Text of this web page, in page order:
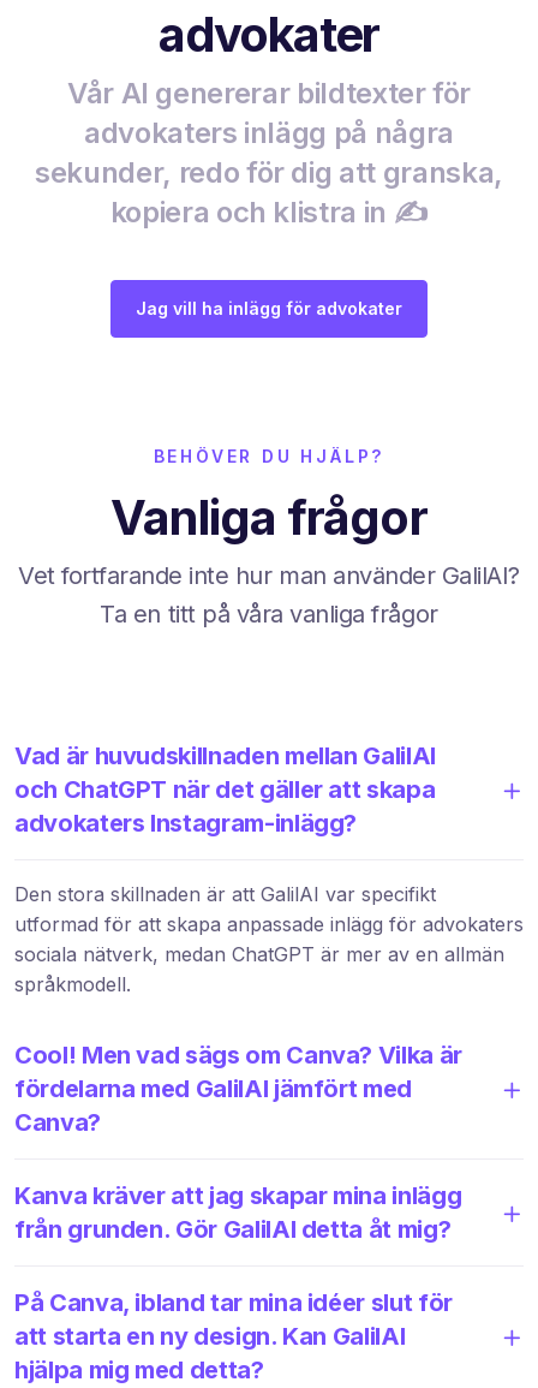
advokater
Vår AI genererar bildtexter för
advokaters inlägg på några
sekunder, redo för dig att granska,
kopiera och klistra in ✍️
Jag vill ha inlägg för advokater
BEHÖVER DU HJÄLP?
Vanliga frågor
Vet fortfarande inte hur man använder GalilAI?
Ta en titt på våra vanliga frågor
Vad är huvudskillnaden mellan GalilAI
och ChatGPT när det gäller att skapa
advokaters Instagram-inlägg?
Den stora skillnaden är att GalilAI var specifikt
utformad för att skapa anpassade inlägg för advokaters
sociala nätverk, medan ChatGPT är mer av en allmän
språkmodell.
Cool! Men vad sägs om Canva? Vilka är
fördelarna med GalilAI jämfört med
Canva?
Kanva kräver att jag skapar mina inlägg
från grunden. Gör GalilAI detta åt mig?
På Canva, ibland tar mina idéer slut för
att starta en ny design. Kan GalilAI
hjälpa mig med detta?